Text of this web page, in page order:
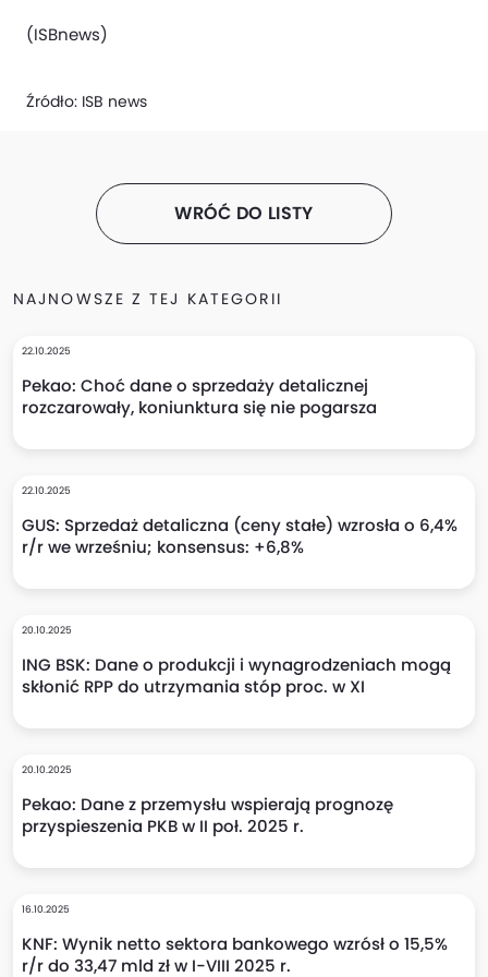
(ISBnews)
Źródło: ISB news
WRÓĆ DO LISTY
NAJNOWSZE Z TEJ KATEGORII
22.10.2025
Pekao: Choć dane o sprzedaży detalicznej
rozczarowały, koniunktura się nie pogarsza
22.10.2025
GUS: Sprzedaż detaliczna (ceny stałe) wzrosła o 6,4%
r/r we wrześniu; konsensus: +6,8%
20.10.2025
ING BSK: Dane o produkcji i wynagrodzeniach mogą
skłonić RPP do utrzymania stóp proc. w XI
20.10.2025
Pekao: Dane z przemysłu wspierają prognozę
przyspieszenia PKB w II poł. 2025 r.
16.10.2025
KNF: Wynik netto sektora bankowego wzrósł o 15,5%
r/r do 33,47 mld zł w I-VIII 2025 r.